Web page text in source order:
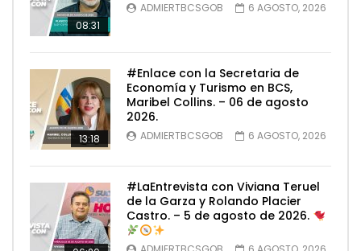
08:31
ADMIERTBCSGOB 6 AGOSTO, 2026
13:18
#Enlace con la Secretaria de
Economía y Turismo en BCS,
Maribel Collins. – 06 de agosto
2026.
ADMIERTBCSGOB 6 AGOSTO, 2026
#LaEntrevista con Viviana Teruel
de la Garza y Rolando Placier
Castro. – 5 de agosto de 2026.